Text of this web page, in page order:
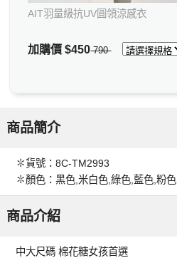
AIT羽量級抗UV圓領涼感衣
加購價$450790
商品簡介
✽貨號：8C-TM2993
✽顏色：黑色,米白色,綠色,藍色,粉色
商品介紹
中大尺碼 棉花糖女孩首選